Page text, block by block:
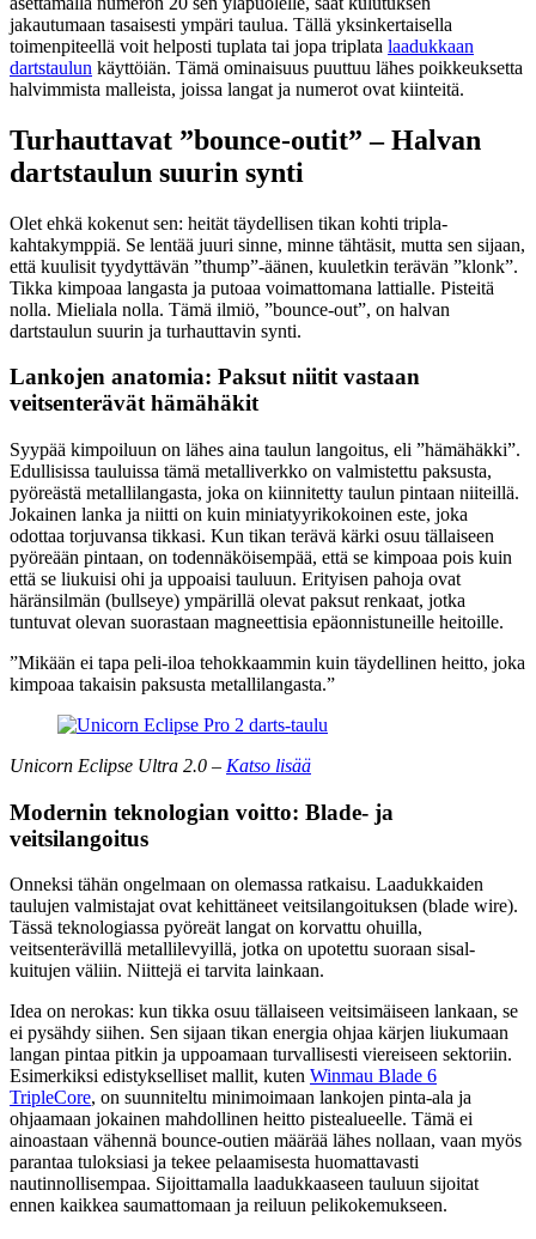
jakautumaan tasaisesti ympäri taulua. Tällä yksinkertaisella
toimenpiteellä voit helposti tuplata tai jopa triplata laadukkaan
dartstaulun käyttöiän. Tämä ominaisuus puuttuu lähes poikkeuksetta
halvimmista malleista, joissa langat ja numerot ovat kiinteitä.
Turhauttavat ”bounce-outit” – Halvan
dartstaulun suurin synti
Olet ehkä kokenut sen: heität täydellisen tikan kohti tripla-
kahtakymppiä. Se lentää juuri sinne, minne tähtäsit, mutta sen sijaan,
että kuulisit tyydyttävän ”thump”-äänen, kuuletkin terävän ”klonk”.
Tikka kimpoaa langasta ja putoaa voimattomana lattialle. Pisteitä
nolla. Mieliala nolla. Tämä ilmiö, ”bounce-out”, on halvan
dartstaulun suurin ja turhauttavin synti.
Lankojen anatomia: Paksut niitit vastaan
veitsenterävät hämähäkit
Syypää kimpoiluun on lähes aina taulun langoitus, eli ”hämähäkki”.
Edullisissa tauluissa tämä metalliverkko on valmistettu paksusta,
pyöreästä metallilangasta, joka on kiinnitetty taulun pintaan niiteillä.
Jokainen lanka ja niitti on kuin miniatyyrikokoinen este, joka
odottaa torjuvansa tikkasi. Kun tikan terävä kärki osuu tällaiseen
pyöreään pintaan, on todennäköisempää, että se kimpoaa pois kuin
että se liukuisi ohi ja uppoaisi tauluun. Erityisen pahoja ovat
häränsilmän (bullseye) ympärillä olevat paksut renkaat, jotka
tuntuvat olevan suorastaan magneettisia epäonnistuneille heitoille.
”Mikään ei tapa peli-iloa tehokkaammin kuin täydellinen heitto, joka
kimpoaa takaisin paksusta metallilangasta.”
Unicorn Eclipse Ultra 2.0 – Katso lisää
Modernin teknologian voitto: Blade- ja
veitsilangoitus
Onneksi tähän ongelmaan on olemassa ratkaisu. Laadukkaiden
taulujen valmistajat ovat kehittäneet veitsilangoituksen (blade wire).
Tässä teknologiassa pyöreät langat on korvattu ohuilla,
veitsenterävillä metallilevyillä, jotka on upotettu suoraan sisal-
kuitujen väliin. Niittejä ei tarvita lainkaan.
Idea on nerokas: kun tikka osuu tällaiseen veitsimäiseen lankaan, se
ei pysähdy siihen. Sen sijaan tikan energia ohjaa kärjen liukumaan
langan pintaa pitkin ja uppoamaan turvallisesti viereiseen sektoriin.
Esimerkiksi edistykselliset mallit, kuten Winmau Blade 6
TripleCore, on suunniteltu minimoimaan lankojen pinta-ala ja
ohjaamaan jokainen mahdollinen heitto pistealueelle. Tämä ei
ainoastaan vähennä bounce-outien määrää lähes nollaan, vaan myös
parantaa tuloksiasi ja tekee pelaamisesta huomattavasti
nautinnollisempaa. Sijoittamalla laadukkaaseen tauluun sijoitat
ennen kaikkea saumattomaan ja reiluun pelikokemukseen.